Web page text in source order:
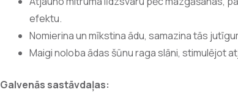
efektu.
Nomierina un mīkstina ādu, samazina tās
Maigi noloba ādas šūnu raga slāni, stimulējot
Galvenās sastāvdaļas: